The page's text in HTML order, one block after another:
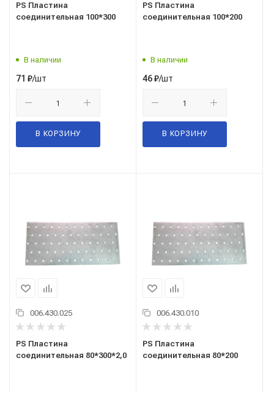
PS Пластина
соединительная 100*300
В наличии
71 ₽/шт
В КОРЗИНУ
PS Пластина
соединительная 100*200
В наличии
46₽/шт
В КОРЗИНУ
006.430.025
PS Пластина
соединительная 80*300*2,0
006.430.010
PS Пластина
соединительная 80*200